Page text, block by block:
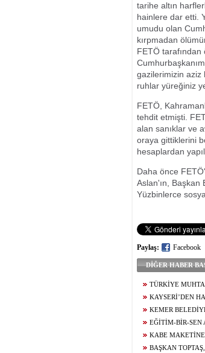
tarihe altın
hainlere dar etti.
umudu olan
kırpmadan
FETÖ
gazilerimizin aziz
ruhlar yüreğiniz
FETÖ,
tehdit etmişti.
alan sanıklar ve
oraya gittiklerini
hesaplardan
Daha önce
Aslan'ın, Başkan
Yüzbinlerce
Paylaş: Facebook
DİĞER HABER
TÜRKİYE
BAŞDEĞİRMEN’E
ÖDÜLÜ
KAYSERİ’DEN
5,5 SAAT SONRA
KEMER
TOPLANTISINDA
YÖNELİK
EĞİTİM-BİR-SEN
TEMASLARDA
KABE
GENCİN UMRE
BAŞKAN